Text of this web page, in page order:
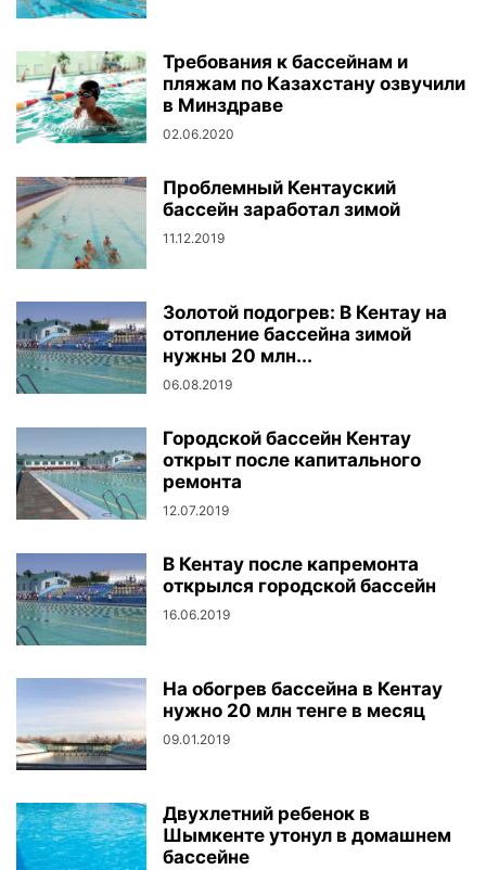
Требования к бассейнам и
пляжам по Казахстану озвучили
в Минздраве
02.06.2020
Проблемный Кентауский
бассейн заработал зимой
11.12.2019
Золотой подогрев: В Кентау на
отопление бассейна зимой
нужны 20 млн...
06.08.2019
Городской бассейн Кентау
открыт после капитального
ремонта
12.07.2019
В Кентау после капремонта
открылся городской бассейн
16.06.2019
На обогрев бассейна в Кентау
нужно 20 млн тенге в месяц
09.01.2019
Двухлетний ребенок в
Шымкенте утонул в домашнем
бассейне